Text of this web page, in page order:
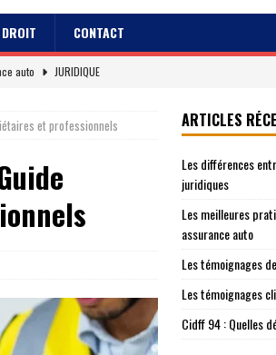
DROIT CONTACT
auto
JURIDIQUE
EREPUTATION
JURIDIQUE
JURIDIQUE
et professionnels ARTICLES
Les différences
juridiques
Les meilleures
assurance auto
Les témoignages
Les témoignages
Cidff 94 : Quelles